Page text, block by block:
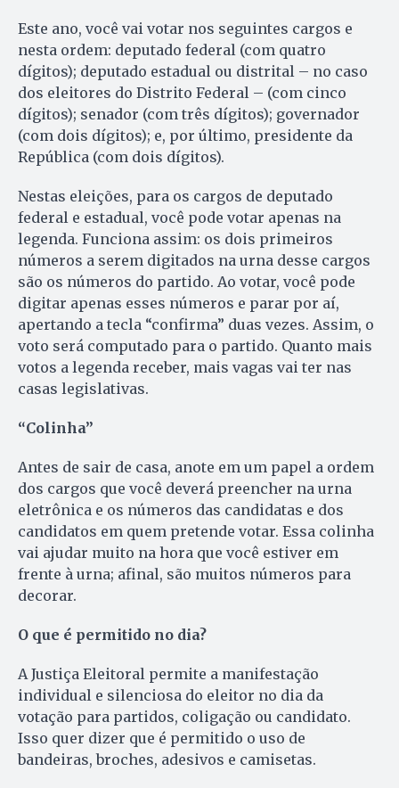
Este ano, você vai votar nos seguintes cargos e
nesta ordem: deputado federal (com quatro
dígitos); deputado estadual ou distrital – no caso
dos eleitores do Distrito Federal – (com cinco
dígitos); senador (com três dígitos); governador
(com dois dígitos); e, por último, presidente da
República (com dois dígitos).
Nestas eleições, para os cargos de deputado
federal e estadual, você pode votar apenas na
legenda. Funciona assim: os dois primeiros
números a serem digitados na urna desse cargos
são os números do partido. Ao votar, você pode
digitar apenas esses números e parar por aí,
apertando a tecla “confirma” duas vezes. Assim, o
voto será computado para o partido. Quanto mais
votos a legenda receber, mais vagas vai ter nas
casas legislativas.
“Colinha”
Antes de sair de casa, anote em um papel a ordem
dos cargos que você deverá preencher na urna
eletrônica e os números das candidatas e dos
candidatos em quem pretende votar. Essa colinha
vai ajudar muito na hora que você estiver em
frente à urna; afinal, são muitos números para
decorar.
O que é permitido no dia?
A Justiça Eleitoral permite a manifestação
individual e silenciosa do eleitor no dia da
votação para partidos, coligação ou candidato.
Isso quer dizer que é permitido o uso de
bandeiras, broches, adesivos e camisetas.